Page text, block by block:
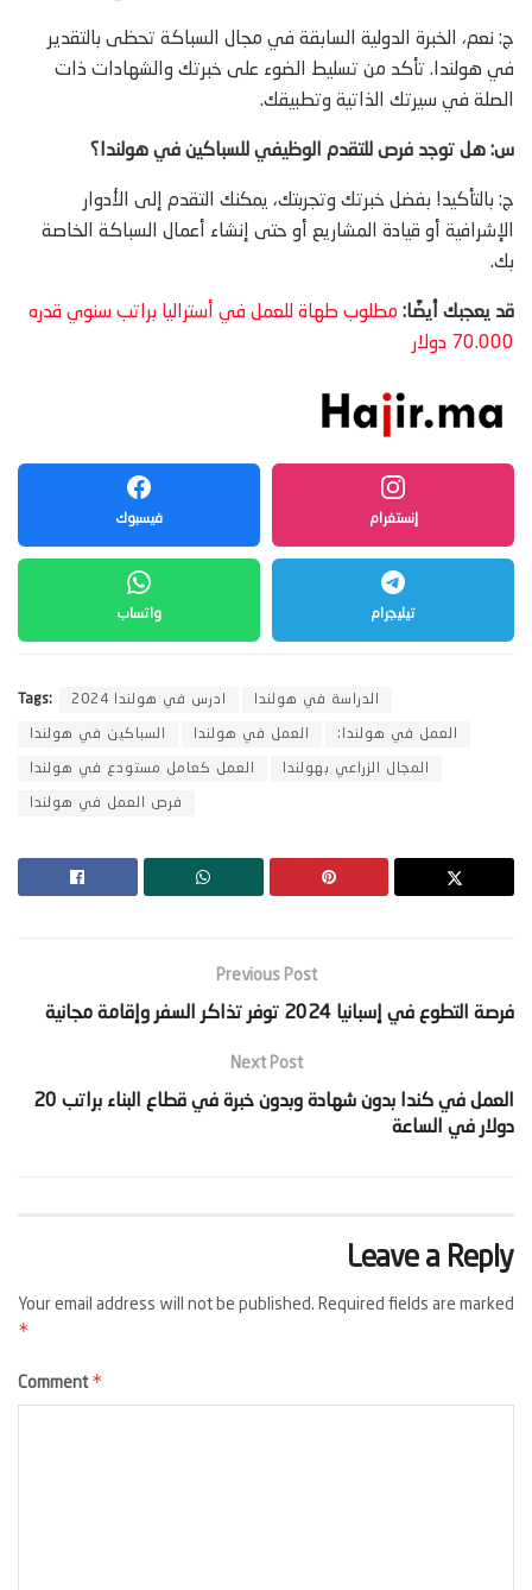
ج: نعم، الخبرة الدولية السابقة في مجال السباكة تحظى بالتقدير
في هولندا. تأكد من تسليط الضوء على خبرتك والشهادات ذات
الصلة في سيرتك الذاتية وتطبيقك.
س: هل توجد فرص للتقدم الوظيفي للسباكين في هولندا؟
ج: بالتأكيد! بفضل خبرتك وتجربتك، يمكنك التقدم إلى الأدوار
الإشرافية أو قيادة المشاريع أو حتى إنشاء أعمال السباكة الخاصة
بك.
قد يعجبك أيضًا: مطلوب طهاة للعمل في أستراليا براتب سنوي قدره
70.000 دولار
فيسبوك إنستغرام
واتساب تيليجرام
Tags: ادرس في هولندا 2024 الدراسة في هولندا
السباكين في هولندا العمل في هولندا العمل في هولندا:
العمل كعامل مستودع في هولندا المجال الزراعي بهولندا
فرص العمل في هولندا
Previous Post
‫فرصة التطوع في إسبانيا 2024 توفر تذاكر السفر وإقامة مجانية‬
Next Post
‫العمل في كندا بدون شهادة وبدون خبرة في قطاع البناء براتب 20
دولار في الساعة‬
Leave a Reply
Your email address will not be published. Required fields are marked
*
Comment *